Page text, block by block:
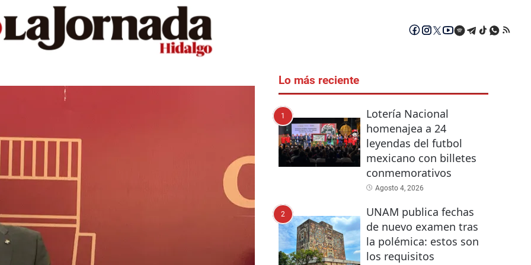
Lo más reciente
1
Lotería Nacional
homenajea a 24
leyendas del futbol
mexicano con billetes
conmemorativos
Agosto 4, 2026
2
UNAM publica fechas
de nuevo examen tras
la polémica: estos son
los requisitos